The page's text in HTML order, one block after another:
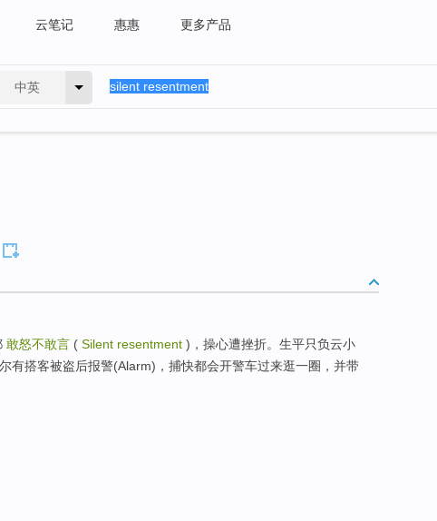
云笔记 惠惠 更多产品
中英
敢怒不敢言 ( Silent resentment )，操心遭挫折。生平只负云小
有搭客被盗后报警(Alarm)，捕快都会开警车过来逛一圈，并带